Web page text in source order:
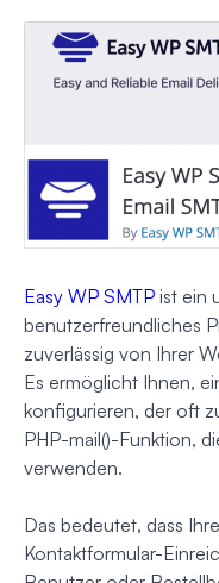
Easy WP SMTP ist ein
benutzerfreundliches
zuverlässig von Ihrer
Es ermöglicht Ihnen,
konfigurieren, der oft
PHP-mail()-Funktion,
verwenden.
Das bedeutet, dass
Kontaktformular-